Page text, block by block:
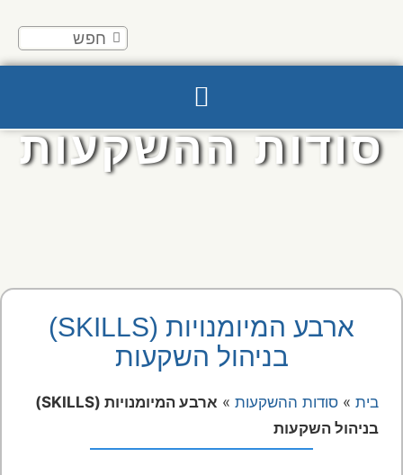
סודות ההשקעות
ארבע המיומנויות (SKILLS)
בניהול השקעות
בית » סודות ההשקעות »
ארבע המיומנויות (SKILLS)
בניהול השקעות